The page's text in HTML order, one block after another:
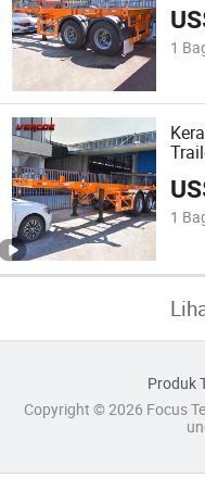
1
1
Produk
Copyright © 2026 Focus